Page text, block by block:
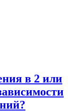
в 2 или